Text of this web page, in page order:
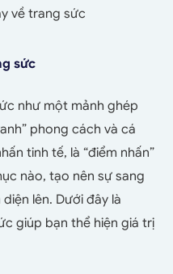
về trang sức
sức
như một mảnh ghép
phong cách và cá
tinh tế, là “điểm nhấn”
nào, tạo nên sự sang
lên. Dưới đây là
giúp bạn thể hiện giá trị